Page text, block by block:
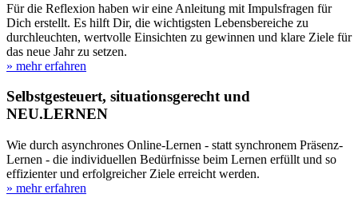
Für die Reflexion haben wir eine Anleitung mit Impulsfragen für
Dich erstellt. Es hilft Dir, die wichtigsten Lebensbereiche zu
durchleuchten, wertvolle Einsichten zu gewinnen und klare Ziele für
das neue Jahr zu setzen.
» mehr erfahren
Selbstgesteuert, situationsgerecht und
NEU.LERNEN
Wie durch asynchrones Online-Lernen - statt synchronem Präsenz-
Lernen - die individuellen Bedürfnisse beim Lernen erfüllt und so
effizienter und erfolgreicher Ziele erreicht werden.
» mehr erfahren